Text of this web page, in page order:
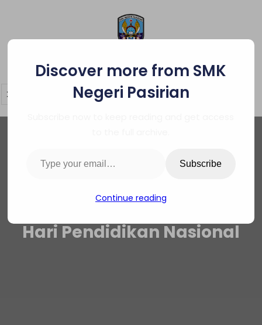
content
SMK Negeri Pasirian
Hari Pendidikan Nasional
Discover more from SMK
Negeri Pasirian
Subscribe
Continue reading